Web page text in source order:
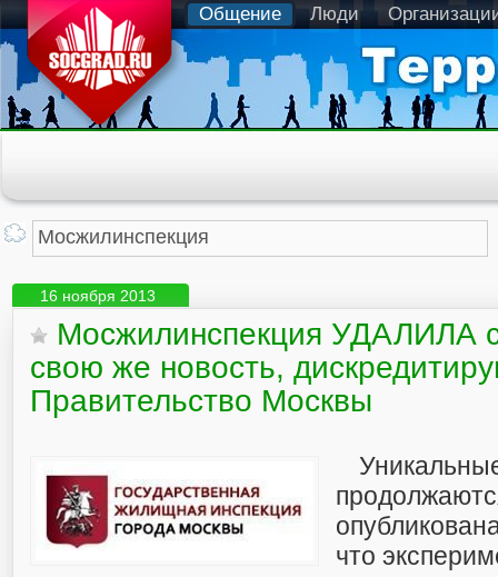
Общение Люди
16 ноября 2013
Мосжилинспекция УДАЛИЛА
свою же новость,
Правительство Москвы
что